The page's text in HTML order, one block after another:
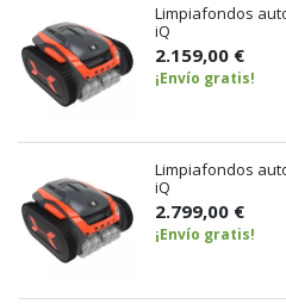
Limpiafondos
iQ
2.159,00 €
¡Envío gratis!
Limpiafondos
iQ
2.799,00 €
¡Envío gratis!